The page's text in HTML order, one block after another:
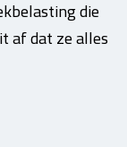
die
af dat ze alles